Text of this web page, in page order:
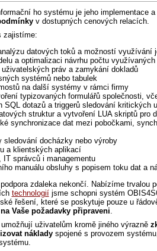
ho systému je jeho implementace
v dostupných cenových relacích.
zajistíme:
datových toků a možností využívání
a optimalizaci návrhu počtu
práv a zamykání dokladů
systémů nebo tabulek
na další systémy v rámci firmy
typizovaných formulářů společnosti,
SQL dotazů a triggerů sledování kritických
struktur a vytvoření LUA skriptů pro
synchronizace dat mezi pobočkami,
sledování docházky nebo výroby
a klientských aplikací
správců i managementu
manuálu obsluhy s popisem toku dat a
zdaleka nekončí. Nabízíme trvalou
technologiíjsme schopni systém
řešení, které se poskytuje pouze u
Vaše požadavky připraveni.
uživatelům kromě jiného výrazně
nákladyspojené s provozem